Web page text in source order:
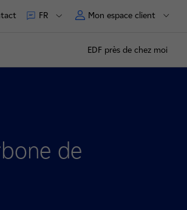
FR Mon espace client
EDF près de chez moi
de